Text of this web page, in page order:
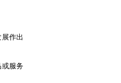
作出
服务